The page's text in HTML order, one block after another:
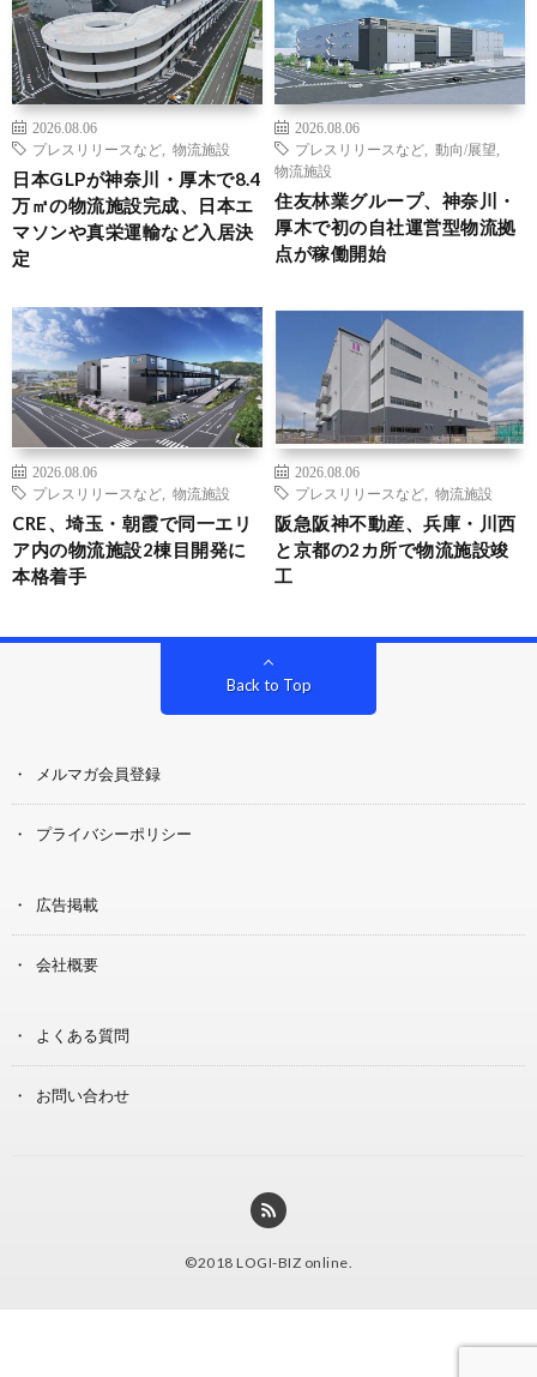
2026.08.06
プレスリリースなど
物流施設
日本GLPが神奈川・厚木で8.4
万㎡の物流施設完成、日本エ
マソンや真栄運輸など入居決
定
2026.08.06
プレスリリースなど
動向/展望
物流施設
住友林業グループ、神奈川・
厚木で初の自社運営型物流拠
点が稼働開始
2026.08.06
プレスリリースなど
物流施設
CRE、埼玉・朝霞で同一エリ
ア内の物流施設2棟目開発に
本格着手
2026.08.06
プレスリリースなど
物流施設
阪急阪神不動産、兵庫・川西
と京都の2カ所で物流施設竣
工
Back to Top
メルマガ会員登録
プライバシーポリシー
広告掲載
会社概要
よくある質問
お問い合わせ
©2018 LOGI-BIZ online